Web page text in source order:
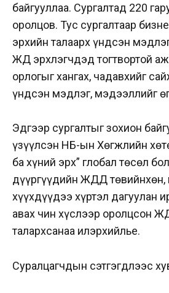
байгууллаа. Сургалтад 220
оролцов. Тус сургалтаар
эрхийн талаарх үндсэн
ЖДҮ эрхлэгчдэд тогтвортой
орлогыг хангах, чадавхийг
үндсэн мэдлэг, мэдээллийг
Эдгээр сургалтыг зохион
үзүүлсэн НҮБ-ын Хөгжлийн
ба хүний эрх” глобал төсөл
дүүргүүдийн ЖДҮД
хүүхдүүдээ хүртэл дагуулан
авах чин хүслээр оролцсон
талархсанаа илэрхийлье.
Суралцагчдын сэтгэгдлээс